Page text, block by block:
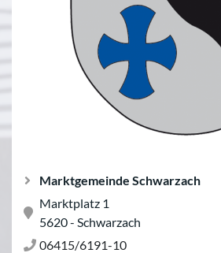
Marktgemeinde Schwarzach
Marktplatz 1
5620 - Schwarzach
06415/6191-10